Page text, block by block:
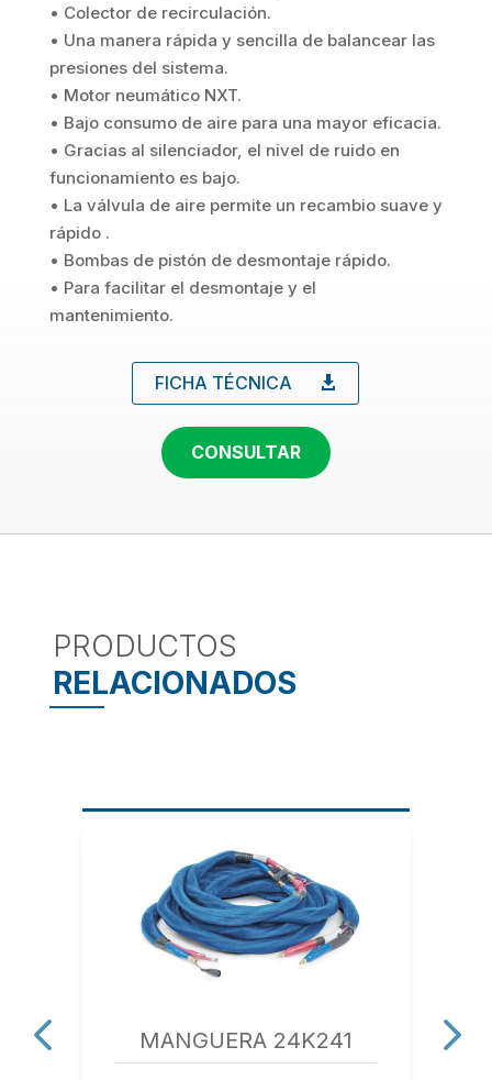
• Colector de recirculación.
• Una manera rápida y sencilla de balancear las
presiones del sistema.
• Motor neumático NXT.
• Bajo consumo de aire para una mayor eficacia.
• Gracias al silenciador, el nivel de ruido en
funcionamiento es bajo.
• La válvula de aire permite un recambio suave y
rápido .
• Bombas de pistón de desmontaje rápido.
• Para facilitar el desmontaje y el
mantenimiento.
FICHA TÉCNICA
CONSULTAR
PRODUCTOS
RELACIONADOS
MANGUERA 24K241